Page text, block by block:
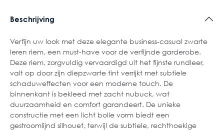
Beschrijving
Verfijn uw look met deze elegante business-casual zwarte
leren riem, een must-have voor de verfijnde garderobe.
Deze riem, zorgvuldig vervaardigd uit het fijnste rundleer,
valt op door zijn diepzwarte tint verrijkt met subtiele
schaduweffecten voor een moderne touch. De
binnenkant is bekleed met zacht nubuck, wat
duurzaamheid en comfort garandeert. De unieke
constructie met een licht bolle vorm biedt een
gestroomlijnd silhouet, terwijl de subtiele, rechthoekige